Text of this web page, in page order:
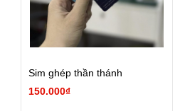
Sim ghép thần thánh
150.000₫